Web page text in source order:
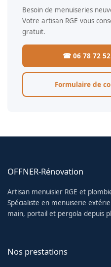
Besoin de menuiseries
Votre artisan RGE vous
gratuit.
☎ 06 78 72 52
Formulaire de
OFFNER-Rénovation
Artisan menuisier RGE et
Spécialiste en menuiserie
main, portail et pergola depuis
Nos prestations